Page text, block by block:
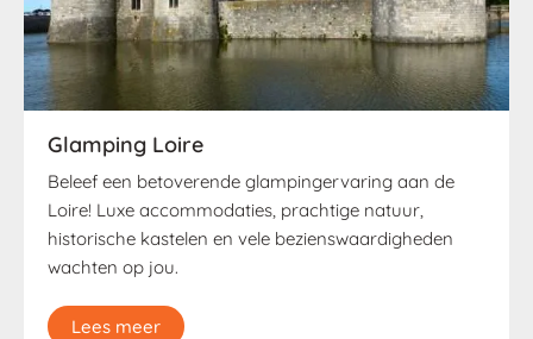
Glamping Loire
Beleef een betoverende glampingervaring aan de
Loire! Luxe accommodaties, prachtige natuur,
historische kastelen en vele bezienswaardigheden
wachten op jou.
Lees meer